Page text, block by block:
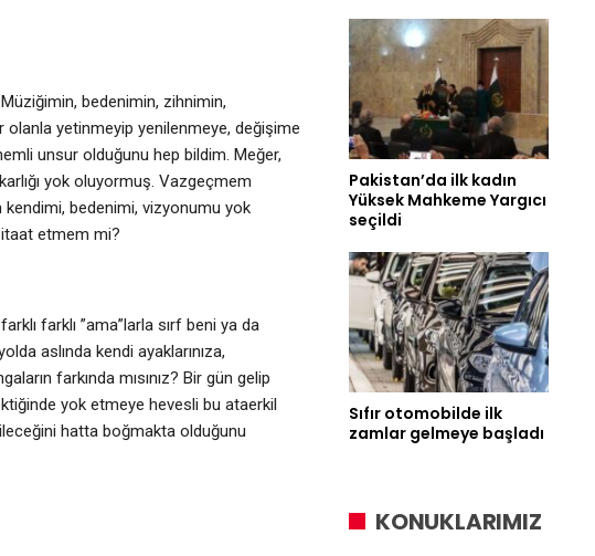
bedenimin, zihnimin,
olanla yetinmeyip yenilenmeye, değişime
unsur olduğunu hep bildim. Meğer,
yok oluyormuş. Vazgeçmem
bedenimi, vizyonumu yok
itaat etmem mi?
farklı ”ama”larla sırf beni ya da
aslında kendi ayaklarınıza,
farkında mısınız? Bir gün gelip
yok etmeye hevesli bu ataerkil
hatta boğmakta olduğunu
Pakistan’da ilk kadın
Yüksek Mahkeme Yargıcı
seçildi
Sıfır otomobilde ilk
zamlar gelmeye başladı
KONUKLARIMIZ